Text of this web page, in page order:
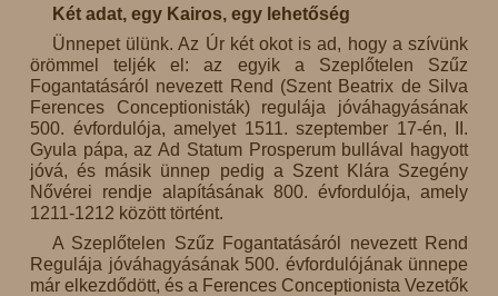
Két adat, egy Kairos, egy lehetőség
Ünnepet ülünk. Az Úr két okot is ad, hogy a szívünk
örömmel teljék el: az egyik a Szeplőtelen Szűz
Fogantatásáról nevezett Rend (Szent Beatrix de Silva
Ferences Conceptionisták) regulája jóváhagyásának
500. évfordulója, amelyet 1511. szeptember 17-én, II.
Gyula pápa, az Ad Statum Prosperum bullával hagyott
jóvá, és másik ünnep pedig a Szent Klára Szegény
Nővérei rendje alapításának 800. évfordulója, amely
1211-1212 között történt.
A Szeplőtelen Szűz Fogantatásáról nevezett Rend
Regulája jóváhagyásának 500. évfordulójának ünnepe
már elkezdődött, és a Ferences Conceptionista Vezetők